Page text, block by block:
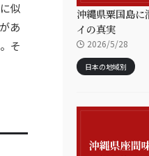
似
あ
そ
沖縄県粟国島に
イの真実
2026/5/28
日本の地域別